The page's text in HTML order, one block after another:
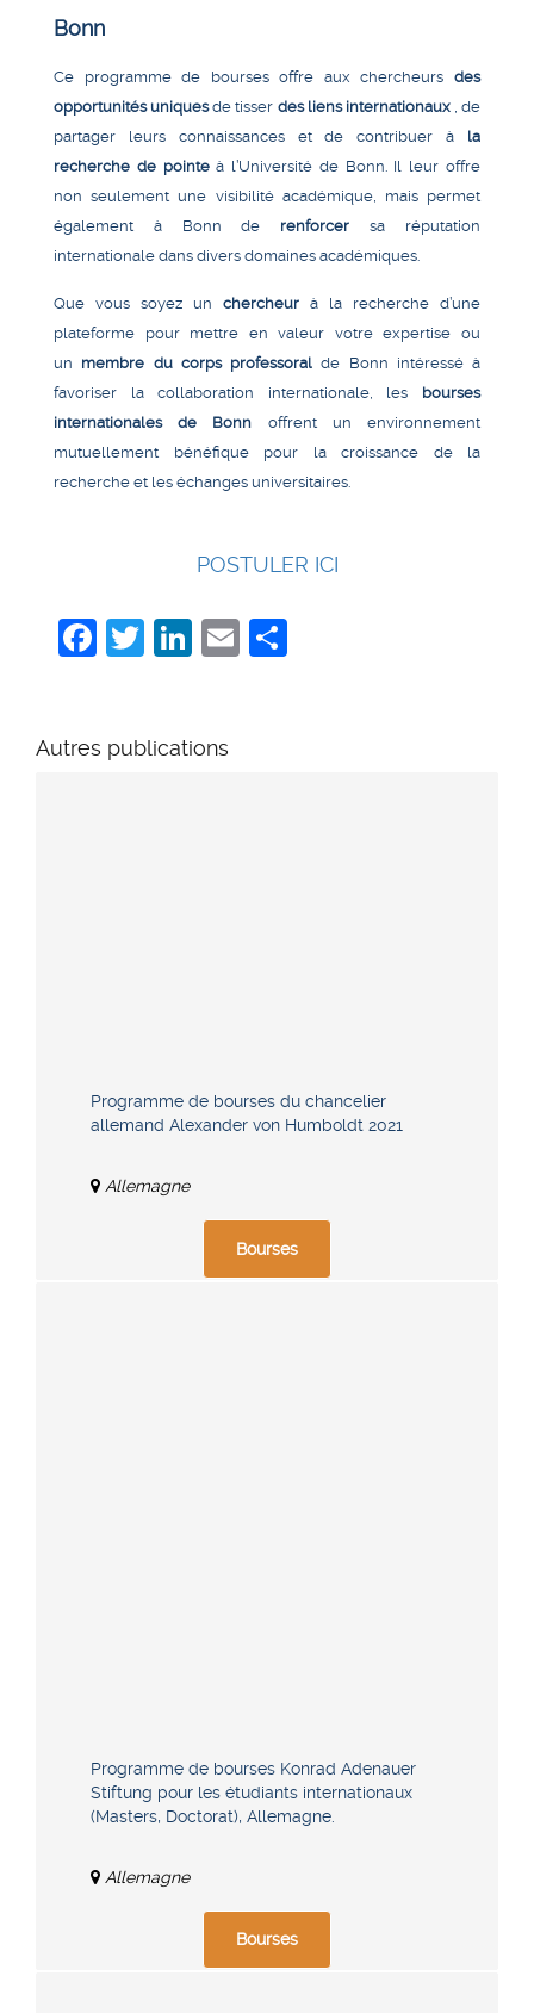
Bonn
Ce programme de bourses offre aux chercheurs des
opportunités uniquesde tisser des liens internationaux, de
partager leurs connaissances et de contribuer à la
recherche de pointeà l’Université de Bonn. Il leur offre
non seulement une visibilité académique, mais permet
également à Bonn de renforcer sa réputation
internationale dans divers domaines académiques.
Que vous soyez un chercheur à la recherche d’une
plateforme pour mettre en valeur votre expertise ou
un membre du corps professoral de Bonn intéressé à
favoriser la collaboration internationale, les bourses
internationales de Bonn offrent un environnement
mutuellement bénéfique pour la croissance de la
recherche et les échanges universitaires.
POSTULER ICI
Facebook
Twitter
LinkedIn
Email
Autres publications
Programme de bourses du chancelier
allemand Alexander von Humboldt 2021
Allemagne
Bourses
Programme de bourses Konrad Adenauer
Stiftung pour les étudiants internationaux
(Masters, Doctorat), Allemagne.
Allemagne
Bourses